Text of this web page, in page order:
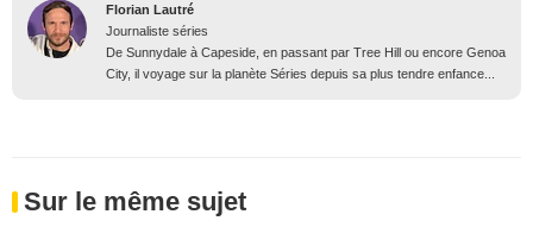
Florian Lautré
Journaliste séries
De Sunnydale à Capeside, en passant par Tree Hill ou encore Genoa
City, il voyage sur la planète Séries depuis sa plus tendre enfance...
Sur le même sujet